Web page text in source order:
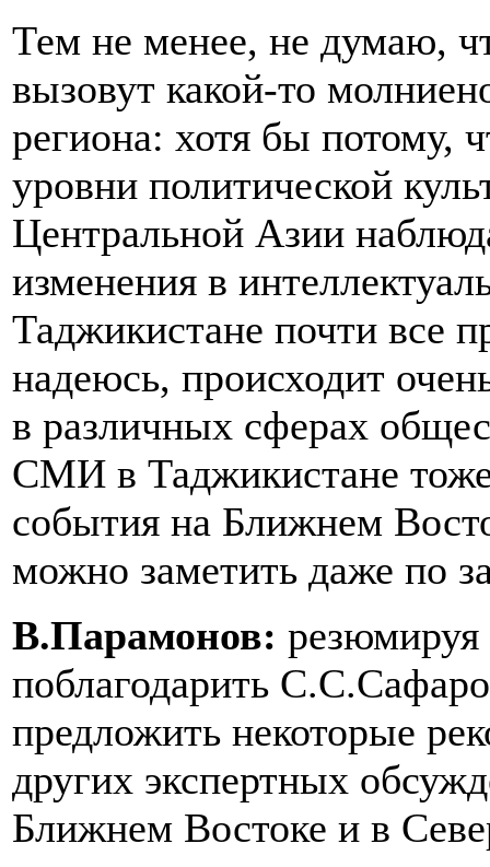
Тем не менее, не думаю,
вызовут какой-то
региона: хотя бы потому,
уровни политической
Центральной Азии
изменения в
Таджикистане почти все
надеюсь, происходит
в различных сферах
СМИ в Таджикистане
события на Ближнем
можно заметить даже по
В.Парамонов: резюмируя
поблагодарить
предложить некоторые
других экспертных
Ближнем Востоке и в